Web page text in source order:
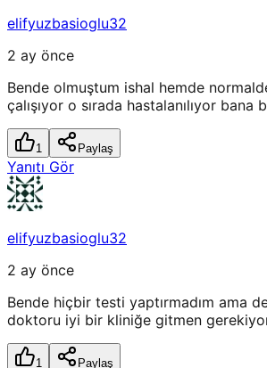
elifyuzbasioglu32
2 ay önce
Bende olmuştum ishal hemde
çalışıyor o sırada hastalanılıyor
1 Paylaş
Yanıtı Gör
elifyuzbasioglu32
2 ay önce
Bende hiçbir testi yaptırmadım ama
doktoru iyi bir kliniğe gitmen gerekiyor
1 Paylaş